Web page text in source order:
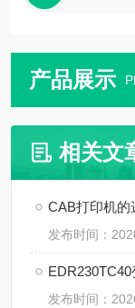
产品展示
相关文
CAB打印机的
发布时间：
发布时间：